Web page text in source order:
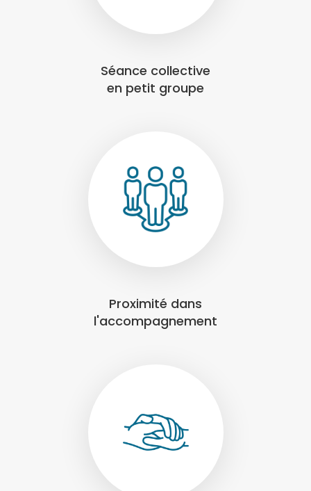
Séance collective
en petit groupe
Proximité dans
l'accompagnement